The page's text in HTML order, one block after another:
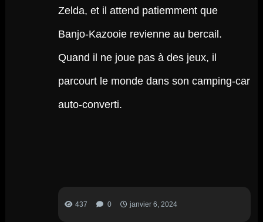
Zelda, et il attend patiemment que
Banjo-Kazooie revienne au bercail.
Quand il ne joue pas à des jeux, il
parcourt le monde dans son camping-car
auto-converti.
437 0 janvier 6, 2024